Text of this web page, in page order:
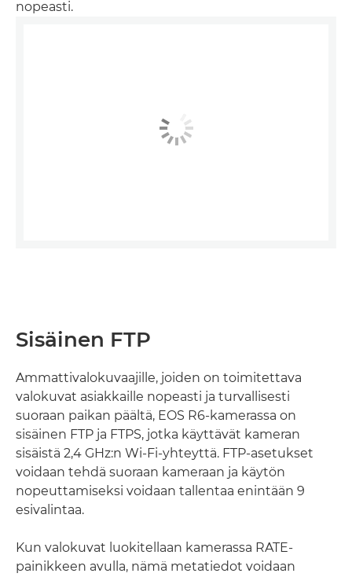
nopeasti.
Sisäinen FTP
Ammattivalokuvaajille, joiden on toimitettava
valokuvat asiakkaille nopeasti ja turvallisesti
suoraan paikan päältä, EOS R6-kamerassa on
sisäinen FTP ja FTPS, jotka käyttävät kameran
sisäistä 2,4 GHz:n Wi-Fi-yhteyttä. FTP-asetukset
voidaan tehdä suoraan kameraan ja käytön
nopeuttamiseksi voidaan tallentaa enintään 9
esivalintaa.
Kun valokuvat luokitellaan kamerassa RATE-
painikkeen avulla, nämä metatiedot voidaan